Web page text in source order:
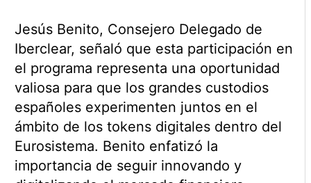
Jesús Benito, Consejero Delegado de
Iberclear, señaló que esta participación en
el programa representa una oportunidad
valiosa para que los grandes custodios
españoles experimenten juntos en el
ámbito de los tokens digitales dentro del
Eurosistema. Benito enfatizó la
importancia de seguir innovando y